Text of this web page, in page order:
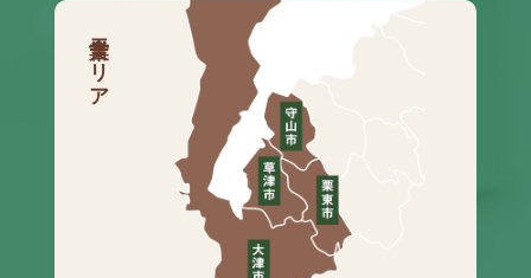
営業エリア